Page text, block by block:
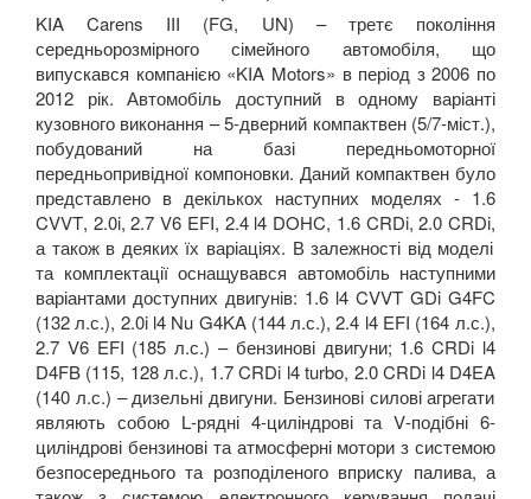
KIA Carens III (FG, UN) – третє покоління
середньорозмірного сімейного автомобіля, що
випускався компанією «KIA Motors» в період з 2006 по
2012 рік. Автомобіль доступний в одному варіанті
кузовного виконання – 5-дверний компактвен (5/7-міст.),
побудований на базі передньомоторної
передньопривідної компоновки. Даний компактвен було
представлено в декількох наступних моделях - 1.6
CVVT, 2.0i, 2.7V6 EFI, 2.4 l4 DOHC, 1.6 CRDi, 2.0CRDi,
а також в деяких їх варіаціях. В залежності від моделі
та комплектації оснащувався автомобіль наступними
варіантами доступних двигунів: 1.6 l4 CVVT GDi G4FC
(132 л.с.), 2.0i l4 Nu G4KA(144 л.с.), 2.4 l4 EFI (164 л.с.),
2.7 V6 EFI (185 л.с.) – бензинові двигуни; 1.6CRDi l4
D4FB (115, 128 л.с.), 1.7CRDi l4turbo, 2.0CRDi l4 D4EA
(140 л.с.) – дизельні двигуни. Бензинові силові агрегати
являють собою L-рядні 4-циліндрові таV-подібні 6-
циліндрові бензинові та атмосферні мотори з системою
безпосереднього та розподіленого вприску палива, а